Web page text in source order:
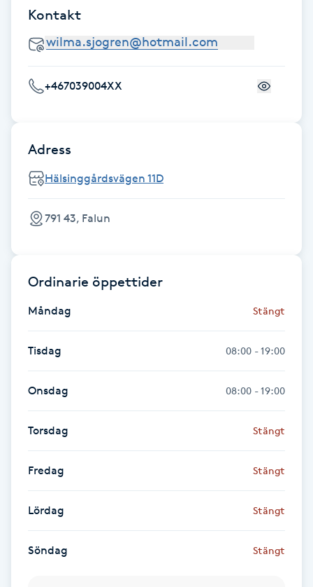
Face framing
Faceliftmassage
Fettreducering
Fibromassage
Fillers
Fotmassage
Fotsvamp
Kontakt
+467039004XX
Adress
Hälsinggårdsvägen 11D
791 43, Falun
Ordinarie öppettider
Måndag Stängt
Tisdag 08:00 - 19:00
Onsdag 08:00 - 19:00
Torsdag Stängt
Fredag Stängt
Lördag Stängt
Söndag Stängt